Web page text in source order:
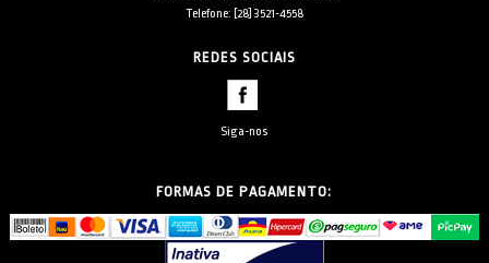
Telefone: [28] 3521-4558
REDES SOCIAIS
Siga-nos
FORMAS DE PAGAMENTO: